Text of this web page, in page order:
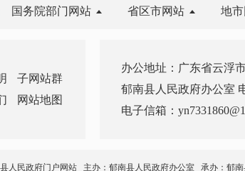
国务院部门网站 省区市网站 地
子网站群
网站地图
办公地址：广东省云浮
郁南县人民政府办公室
电子信箱：
人民政府门户网站 主办：郁南县人民政府办公室 承办：郁